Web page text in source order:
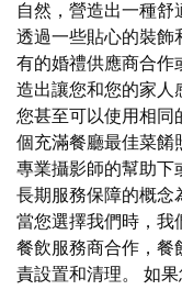
自然，營造出一種舒
透過一些貼心的裝飾
有的婚禮供應商合作
造出讓您和您的家人
您甚至可以使用相同
個充滿餐廳最佳菜餚
專業攝影師的幫助下
長期服務保障的概念
當您選擇我們時，我
餐飲服務商合作，餐
責設置和清理。 如